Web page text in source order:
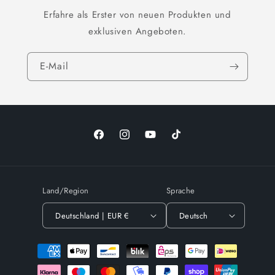
Erfahre als Erster von neuen Produkten und
exklusiven Angeboten.
E-Mail
FacebookInstagramYouTubeTikTok
Land/Region
Deutschland | EUR €
Sprache
Deutsch
Zahlungsmethoden